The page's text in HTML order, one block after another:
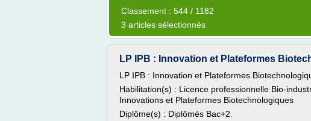
Classement : 544 / 1182
3 articles sélectionnés
LP IPB : Innovation et Plateformes
LP IPB : Innovation et Plateformes
Habilitation(s) : Licence professionnelle Bio-
Innovations et Plateformes Biotechnologiques
Diplôme(s) : Diplômés Bac+2.